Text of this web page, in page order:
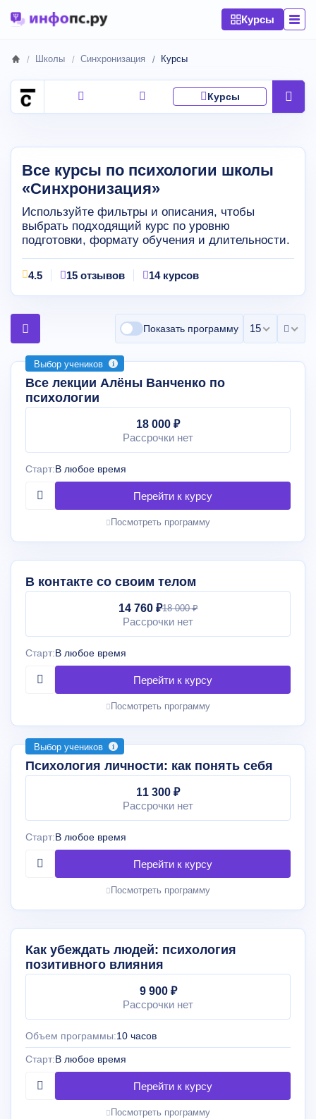
Курсы
Школы Синхронизация Курсы
Все курсы по психологии школы
«Синхронизация»
Используйте фильтры и описания, чтобы
выбрать подходящий курс по уровню
подготовки, формату обучения и длительности.
4.5 15 отзывов 14 курсов
Показать программу 15 на
Выбор учеников
Все лекции Алёны Ванченко по
психологии
18 000 ₽
Рассрочки нет
Старт:В любое время
Посмотреть программу
В контакте со своим телом
14 760 ₽18 000 ₽
Рассрочки нет
Старт:В любое время
Посмотреть программу
Выбор учеников
Психология личности: как понять себя
11 300 ₽
Рассрочки нет
Старт:В любое время
Посмотреть программу
Как убеждать людей: психология
позитивного влияния
9 900 ₽
Рассрочки нет
Объем программы:10 часов
Старт:В любое время
Посмотреть программу
Курсы